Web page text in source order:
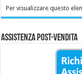
Per visualizzare questo
Assistenza Post-Vendita